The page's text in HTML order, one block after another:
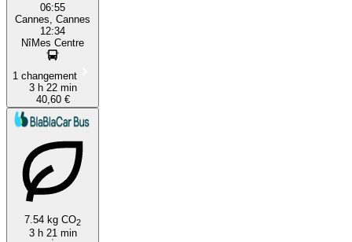
06:55
Cannes, Cannes
12:34
NîMes Centre
1 changement
3 h 22 min
40,60 €
7.54 kg CO2
3 h 21 min